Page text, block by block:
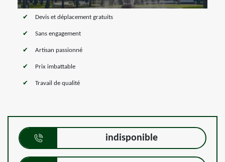
Devis et déplacement gratuits
Sans engagement
Artisan passionné
Prix imbattable
Travail de qualité
indisponible